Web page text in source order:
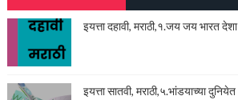
इयत्ता दहावी, मराठी,१.जय जय भारत देशा
इयत्ता सातवी, मराठी,५.भांडयाच्या दुनियेत